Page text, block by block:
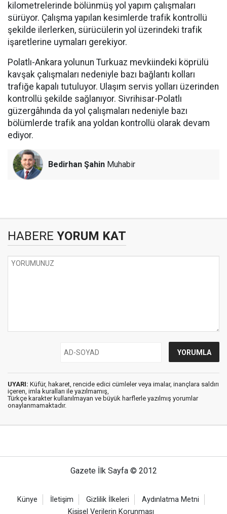
kilometrelerinde bölünmüş yol yapım çalışmaları
sürüyor. Çalışma yapılan kesimlerde trafik kontrollü
şekilde ilerlerken, sürücülerin yol üzerindeki trafik
işaretlerine uymaları gerekiyor.
Polatlı-Ankara yolunun Turkuaz mevkiindeki köprülü
kavşak çalışmaları nedeniyle bazı bağlantı kolları
trafiğe kapalı tutuluyor. Ulaşım servis yolları üzerinden
kontrollü şekilde sağlanıyor. Sivrihisar-Polatlı
güzergâhında da yol çalışmaları nedeniyle bazı
bölümlerde trafik ana yoldan kontrollü olarak devam
ediyor.
Bedirhan Şahin Muhabir
HABERE YORUM KAT
UYARI: Küfür, hakaret, rencide edici cümleler veya imalar, inançlara saldırı
içeren, imla kuralları ile yazılmamış,
Türkçe karakter kullanılmayan ve büyük harflerle yazılmış yorumlar
onaylanmamaktadır.
Gazete İlk Sayfa © 2012
Künye İletişim Gizlilik İlkeleri
Aydınlatma Metni
Kişisel Verilerin Korunması